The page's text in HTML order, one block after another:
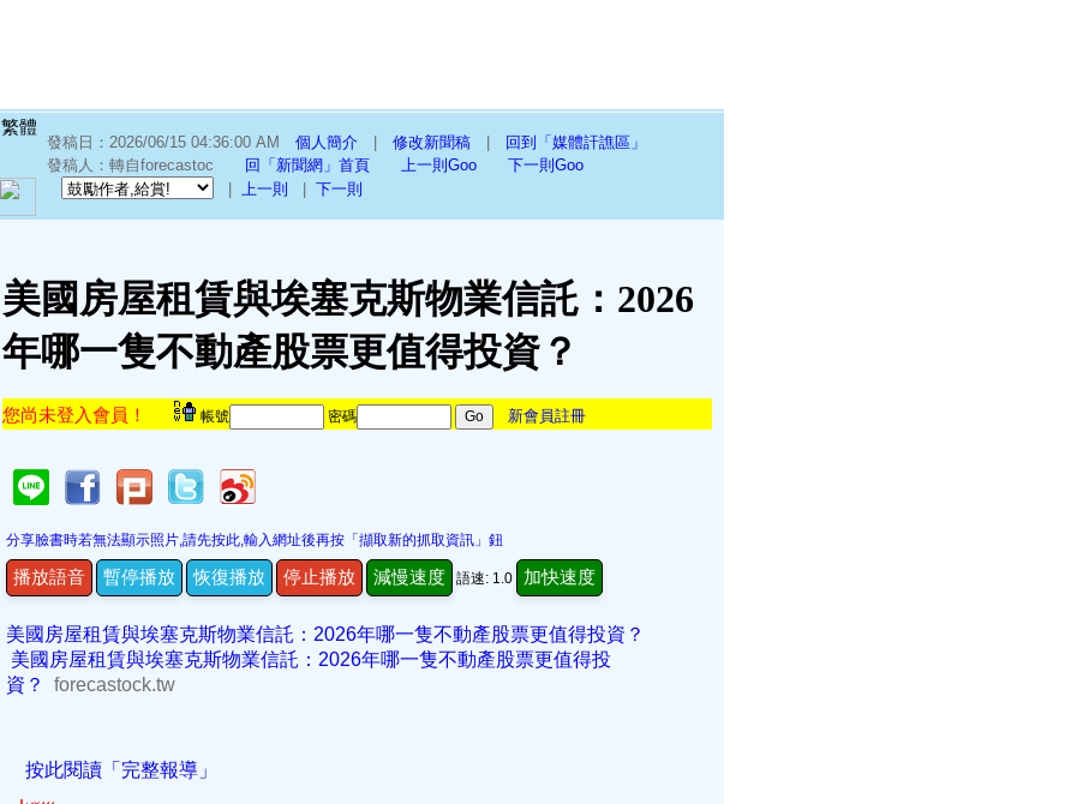
繁體
發稿日：2026/06/15 04:36:00 AM 個人簡介| 修改新聞稿|
回到「媒體訐譙區」
發稿人：轉自forecastoc
回「新聞網」首頁 上一則Goo
下一則Goo
上一則 下一則
美國房屋租賃與埃塞克斯物業信託：2026
年哪一隻不動產股票更值得投資？
您尚未登入會員！ 帳號 密碼 新會員註冊
分享臉書時若無法顯示照片,請先按此,輸入網址後再按「擷取新的抓取資訊」鈕
播放語音 暫停播放 恢復播放 停止播放 減慢速度 語速: 1.0 加快速度
美國房屋租賃與埃塞克斯物業信託：2026年哪一隻不動產股票更值得投資？
美國房屋租賃與埃塞克斯物業信託：2026年哪一隻不動產股票更值得投
資？
forecastock.tw
按此閱讀「完整報導」